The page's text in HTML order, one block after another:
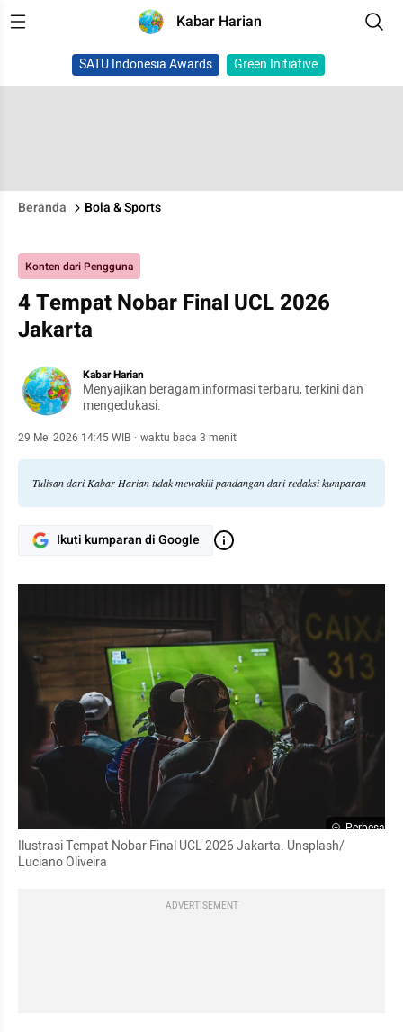
Kabar Harian
SATU Indonesia Awards Green Initiative
Beranda Bola & Sports
Konten dari Pengguna
4 Tempat Nobar Final UCL 2026
Jakarta
Kabar Harian
Menyajikan beragam informasi terbaru, terkini dan
mengedukasi.
29 Mei 2026 14:45 WIB · waktu baca 3 menit
Tulisan dari Kabar Harian tidak mewakili pandangan dari redaksi kumparan
Ikuti kumparan di Google
Perbesar
Ilustrasi Tempat Nobar Final UCL 2026 Jakarta. Unsplash/
Luciano Oliveira
ADVERTISEMENT